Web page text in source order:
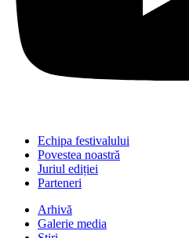
Echipa festivalului
Povestea noastră
Juriul ediției
Parteneri
Arhivă
Galerie media